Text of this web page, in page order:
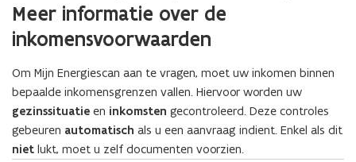
Meer informatie over de
inkomensvoorwaarden
Om Mijn Energiescan aan te vragen, moet uw inkomen binnen
bepaalde inkomensgrenzen vallen. Hiervoor worden uw
gezinssituatie en inkomsten gecontroleerd. Deze controles
gebeuren automatisch als u een aanvraag indient. Enkel als dit
niet lukt, moet u zelf documenten voorzien.